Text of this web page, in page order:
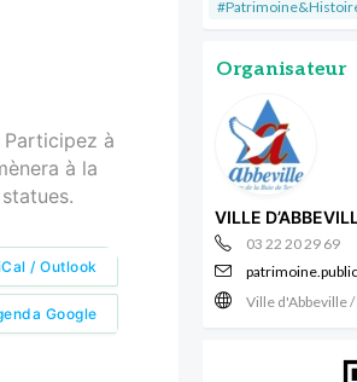
Participez à
à la
Google
/ Outlook
Organisateur
VILLE
03 22 20 29 69
Ville d'Abbeville